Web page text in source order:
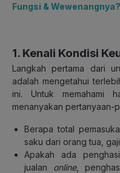
Fungsi & Wewenangnya?
1. Kenali Kondisi
Langkah pertama dari
adalah mengetahui
ini. Untuk memahami
menanyakan pertanyaan-
Berapa total
saku dari orang tua,
Apakah ada
jualan online,